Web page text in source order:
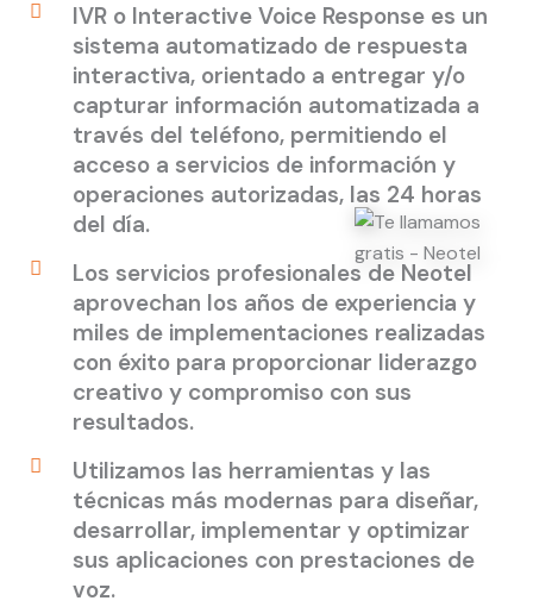
IVR o Interactive Voice Response es un
sistema automatizado de respuesta
interactiva, orientado a entregar y/o
capturar información automatizada a
través del teléfono, permitiendo el
acceso a servicios de información y
operaciones autorizadas, las 24 horas
del día.
Los servicios profesionales de Neotel
aprovechan los años de experiencia y
miles de implementaciones realizadas
con éxito para proporcionar liderazgo
creativo y compromiso con sus
resultados.
Utilizamos las herramientas y las
técnicas más modernas para diseñar,
desarrollar, implementar y optimizar
sus aplicaciones con prestaciones de
voz.